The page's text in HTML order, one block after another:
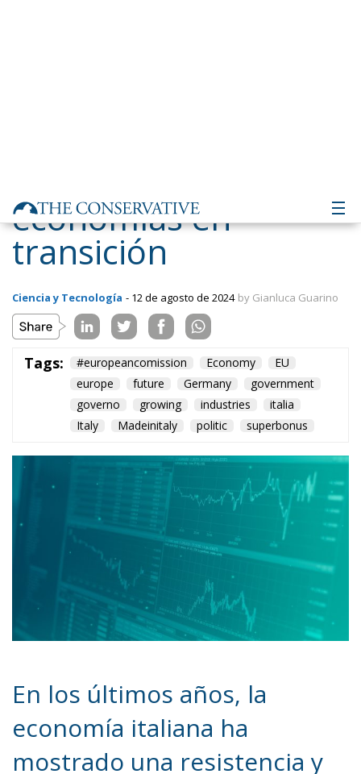
governo
growing
Italy
Madeinitaly politic superbonus
En los últimos años, la
economía italiana ha
mostrado una resistencia y
un dinamismo
sorprendentes, en algunos
a Alemania, tradicionalmente
considerada la fuerza motriz